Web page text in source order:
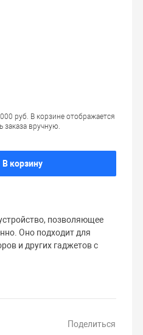
руб. В корзине отображается
заказа вручную.
В корзину
позволяющее
Оно подходит для
и других гаджетов с
Поделиться